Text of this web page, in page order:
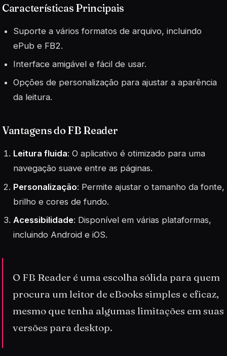
Características Principais
Suporte a vários formatos de arquivo, incluindo
ePub e FB2.
Interface amigável e fácil de usar.
Opções de personalização para ajustar a aparência
da leitura.
Vantagens do FB Reader
Leitura fluida: O aplicativo é otimizado para uma
navegação suave entre as páginas.
Personalização: Permite ajustar o tamanho da fonte,
brilho e cores de fundo.
Acessibilidade: Disponível em várias plataformas,
incluindo Android e iOS.
O FB Reader é uma escolha sólida para quem
procura um leitor de eBooks simples e eficaz,
mesmo que tenha algumas limitações em suas
versões para desktop.